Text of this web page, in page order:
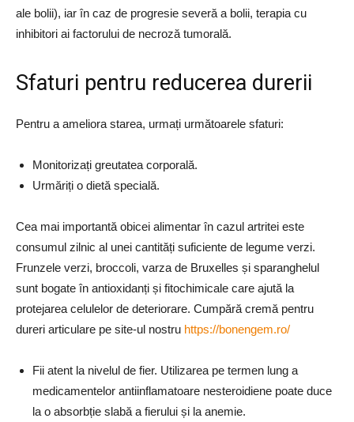
ale bolii), iar în caz de progresie severă a bolii, terapia cu
inhibitori ai factorului de necroză tumorală.
Sfaturi pentru reducerea durerii
Pentru a ameliora starea, urmați următoarele sfaturi:
Monitorizați greutatea corporală.
Urmăriți o dietă specială.
Cea mai importantă obicei alimentar în cazul artritei este
consumul zilnic al unei cantități suficiente de legume verzi.
Frunzele verzi, broccoli, varza de Bruxelles și sparanghelul
sunt bogate în antioxidanți și fitochimicale care ajută la
protejarea celulelor de deteriorare. Cumpără cremă pentru
dureri articulare pe site-ul nostru https://bonengem.ro/
Fii atent la nivelul de fier. Utilizarea pe termen lung a
medicamentelor antiinflamatoare nesteroidiene poate duce
la o absorbție slabă a fierului și la anemie.